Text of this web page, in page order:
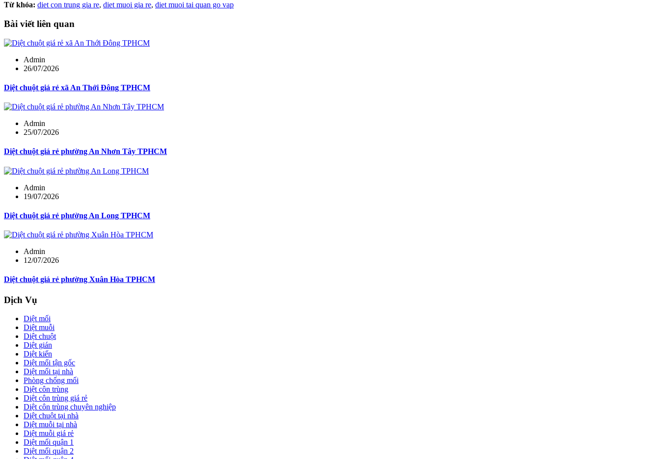
Từ khóa: diet con trung gia re, diet muoi gia re, diet muoi tai quan go vap
Bài viết liên quan
Admin
26/07/2026
Diệt chuột giá rẻ xã An Thới Đông TPHCM
Admin
25/07/2026
Diệt chuột giá rẻ phường An Nhơn Tây TPHCM
Admin
19/07/2026
Diệt chuột giá rẻ phường An Long TPHCM
Admin
12/07/2026
Diệt chuột giá rẻ phường Xuân Hòa TPHCM
Dịch Vụ
Diệt mối
Diệt muỗi
Diệt chuột
Diệt gián
Diệt kiến
Diệt mối tận gốc
Diệt mối tại nhà
Phòng chống mối
Diệt côn trùng
Diệt côn trùng giá rẻ
Diệt côn trùng chuyên nghiệp
Diệt chuột tại nhà
Diệt muỗi tại nhà
Diệt muỗi giá rẻ
Diệt mối quận 1
Diệt mối quận 2